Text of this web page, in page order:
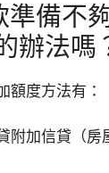
準備不
辦法嗎
額度方法有：
附加信貸（房